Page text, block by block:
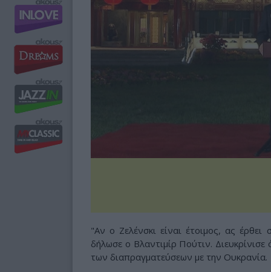
"Αν ο Ζελένσκι είναι έτοιμος, ας
δήλωσε ο Βλαντιμίρ Πούτιν.
των διαπραγματεύσεων με την Ουκρανία.